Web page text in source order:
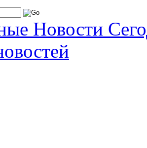
Новости